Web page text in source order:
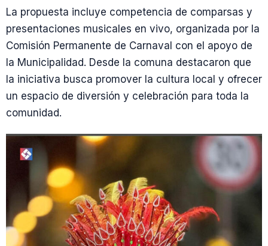
La propuesta incluye competencia de comparsas y
presentaciones musicales en vivo, organizada por la
Comisión Permanente de Carnaval con el apoyo de
la Municipalidad. Desde la comuna destacaron que
la iniciativa busca promover la cultura local y ofrecer
un espacio de diversión y celebración para toda la
comunidad.